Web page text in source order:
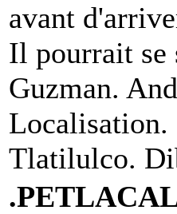
avant
Il pourrait se
Guzman.
Localisation.
Tlatilulco.